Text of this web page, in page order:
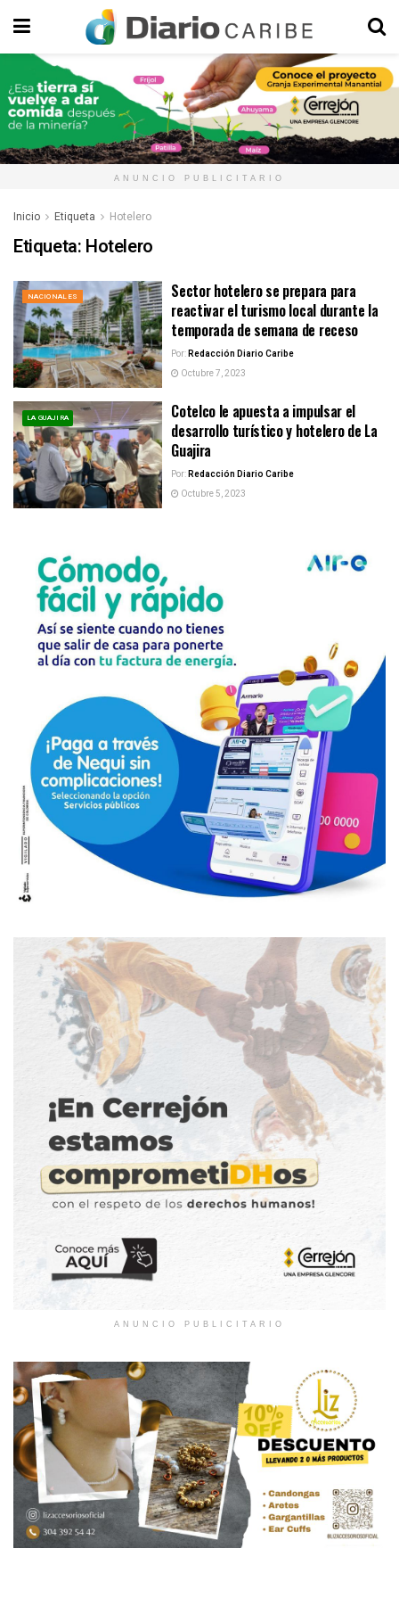
ANUNCIO PUBLICITARIO
Inicio Etiqueta Hotelero
Etiqueta: Hotelero
NACIONALES
Sector hotelero se prepara para
reactivar el turismo local durante la
temporada de semana de receso
Por:Redacción Diario Caribe
Octubre 7, 2023
LA GUAJIRA
Cotelco le apuesta a impulsar el
desarrollo turístico y hotelero de La
Guajira
Por:Redacción Diario Caribe
Octubre 5, 2023
ANUNCIO PUBLICITARIO